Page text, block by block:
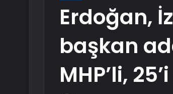
Erdoğan,
başkan
MHP’li,